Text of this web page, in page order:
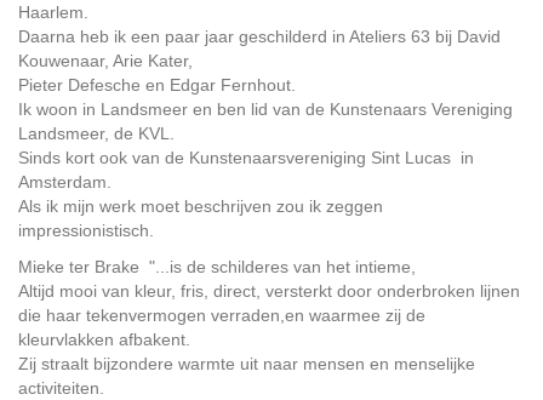
Haarlem.
Daarna heb ik een paar jaar geschilderd in Ateliers 63 bij David
Kouwenaar, Arie Kater,
Pieter Defesche en Edgar Fernhout.
Ik woon in Landsmeer en ben lid van de Kunstenaars Vereniging
Landsmeer, de KVL.
Sinds kort ook van de Kunstenaarsvereniging Sint Lucas in
Amsterdam.
Als ik mijn werk moet beschrijven zou ik zeggen
impressionistisch.
Mieke ter Brake "...is de schilderes van het intieme,
Altijd mooi van kleur, fris, direct, versterkt door onderbroken lijnen
die haar tekenvermogen verraden,en waarmee zij de
kleurvlakken afbakent.
Zij straalt bijzondere warmte uit naar mensen en menselijke
activiteiten.